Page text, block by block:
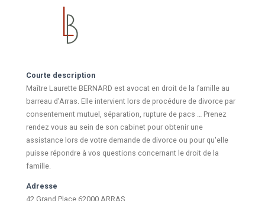
Courte description
Maître Laurette BERNARD est avocat en droit de la famille au
barreau d'Arras. Elle intervient lors de procédure de divorce par
consentement mutuel, séparation, rupture de pacs … Prenez
rendez vous au sein de son cabinet pour obtenir une
assistance lors de votre demande de divorce ou pour qu'elle
puisse répondre à vos questions concernant le droit de la
famille.
Adresse
42 Grand Place 62000 ARRAS